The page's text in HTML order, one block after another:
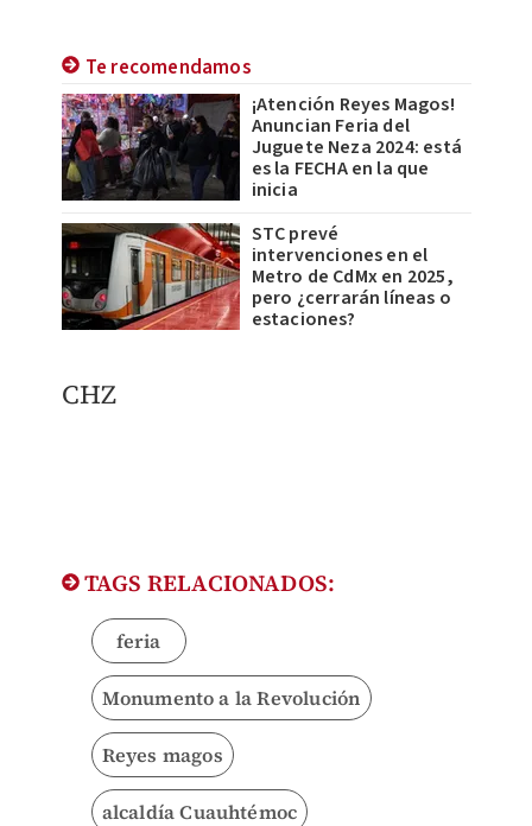
Te recomendamos
¡Atención Reyes Magos!
Anuncian Feria del
Juguete Neza 2024: está
es la FECHA en la que
inicia
STC prevé
intervenciones en el
Metro de CdMx en 2025,
pero ¿cerrarán líneas o
estaciones?
​CHZ
TAGS RELACIONADOS:
feria
Monumento a la Revolución
Reyes magos
alcaldía Cuauhtémoc